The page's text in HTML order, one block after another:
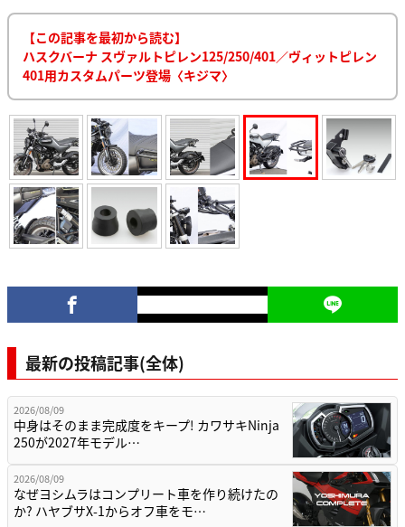
【この記事を最初から読む】
ハスクバーナ スヴァルトピレン125/250/401／ヴィットピレン
401用カスタムパーツ登場〈キジマ〉
最新の投稿記事(全体)
2026/08/09
中身はそのまま完成度をキープ! カワサキNinja
250が2027年モデル…
2026/08/09
なぜヨシムラはコンプリート車を作り続けたの
か? ハヤブサX-1からオフ車をモ…